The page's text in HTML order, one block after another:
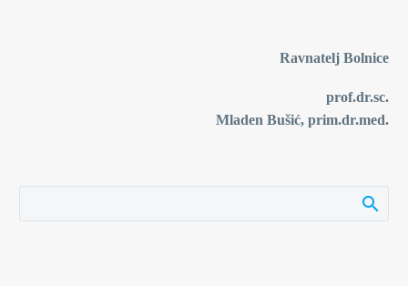
Ravnatelj Bolnice
prof.dr.sc.
Mladen Bušić, prim.dr.med.